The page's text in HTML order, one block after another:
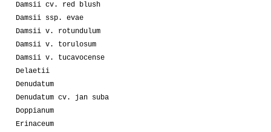
Damsii cv. red blush
Damsii ssp. evae
Damsii v. rotundulum
Damsii v. torulosum
Damsii v. tucavocense
Delaetii
Denudatum
Denudatum cv. jan suba
Doppianum
Erinaceum